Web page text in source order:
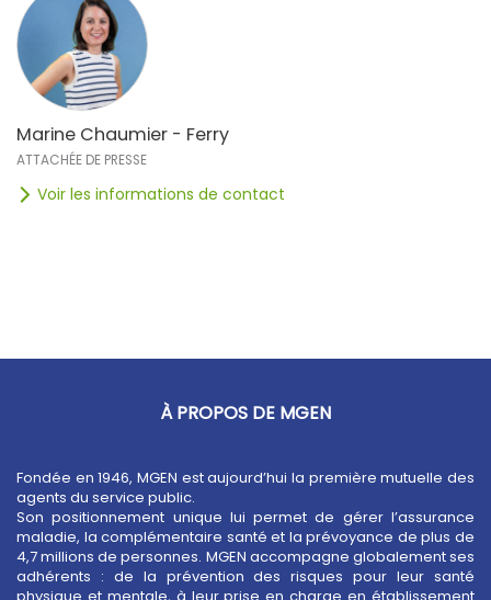
Marine Chaumier - Ferry
ATTACHÉE DE PRESSE
Voir les informations de contact
À PROPOS DE MGEN
Fondée en 1946, MGEN est aujourd’hui la première mutuelle des
agents du service public.
Son positionnement unique lui permet de gérer l’assurance
maladie, la complémentaire santé et la prévoyance de plus de
4,7 millions de personnes. MGEN accompagne globalement ses
adhérents : de la prévention des risques pour leur santé
physique et mentale, à leur prise en charge en établissement